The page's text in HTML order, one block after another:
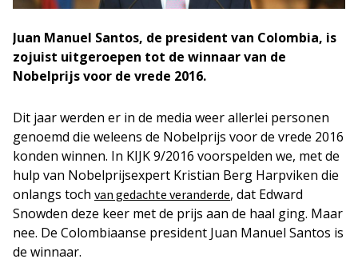
Juan Manuel Santos, de president van Colombia, is
zojuist uitgeroepen tot de winnaar van de
Nobelprijs voor de vrede 2016.
Dit jaar werden er in de media weer allerlei personen
genoemd die weleens de Nobelprijs voor de vrede 2016
konden winnen. In KIJK 9/2016 voorspelden we, met de
hulp van Nobelprijsexpert Kristian Berg Harpviken die
onlangs toch van gedachte veranderde, dat Edward
Snowden deze keer met de prijs aan de haal ging. Maar
nee. De Colombiaanse president Juan Manuel Santos is
de winnaar.